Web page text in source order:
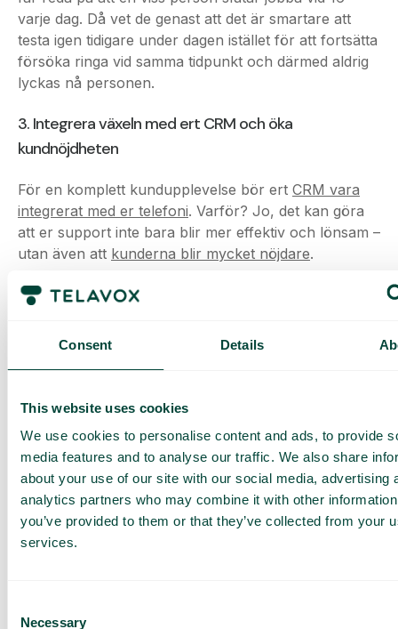
Consent Details
This website uses cookies
We use cookies to personalise content and ads, to provide
media features and to analyse our traffic. We also share
about your use of our site with our social media, advertising
analytics partners who may combine it with other
you’ve provided to them or that they’ve collected from your
services.
Selection
Necessary
försöka ringa vid samma tidpunkt och därmed aldrig
lyckas nå personen.
3. Integrera växeln med ert CRM och öka
För en komplett kundupplevelse bör ert
att er support inte bara blir mer effektiv och lönsam –
utan även attkunderna blir mycket nöjdare.
Så fort en befintlig kund ringer in får
supportpersonalen nämligen upp personens
uppgifter direkt. De får genast tillgång till all
information som krävs för att snabbt erbjuda hjälp.
och liknande, utan även se vad kunden köpt, och om
det finns några tidigare ärenden registrerade.
4. Investera i rätt antal växlar
Ingen har lust att stå i köeller bli runtskickad mellan
en massa olika menyer. Helst vill man komma fram
direkt, och omgående bli kopplad till rätt person.
Däremot är de flesta okej med att vänta en stund i kö
–bara de hamnar rätt när de väl får prata med
att man tvingas ringa igen och igen.